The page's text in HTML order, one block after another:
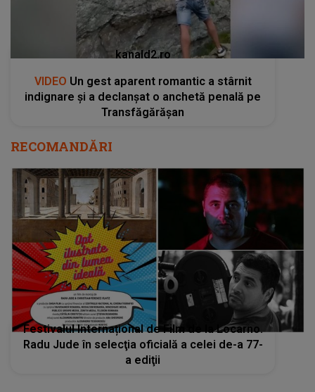
kanald2.ro
VIDEO Un gest aparent romantic a stârnit
indignare și a declanșat o anchetă penală pe
Transfăgărășan
RECOMANDĂRI
Festivalul Internațional de Film de la Locarno.
Radu Jude în selecţia oficială a celei de-a 77-
a ediţii